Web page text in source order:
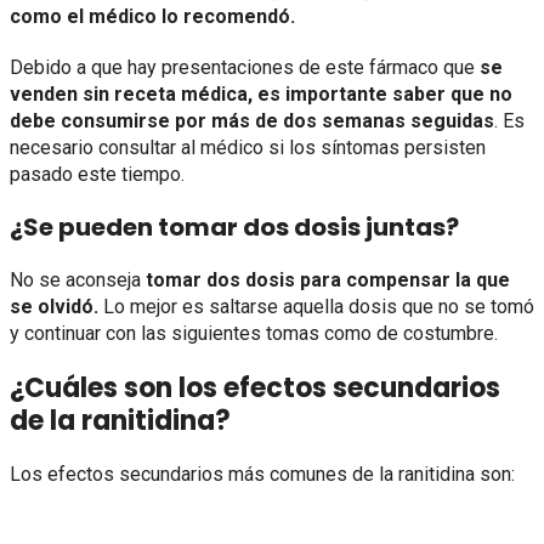
como el médico lo recomendó.
Debido a que hay presentaciones de este fármaco que se
venden sin receta médica, es importante saber que no
debe consumirse por más de dos semanas seguidas. Es
necesario consultar al médico si los síntomas persisten
pasado este tiempo.
¿Se pueden tomar dos dosis juntas?
No se aconseja tomar dos dosis para compensar la que
se olvidó. Lo mejor es saltarse aquella dosis que no se tomó
y continuar con las siguientes tomas como de costumbre.
¿Cuáles son los efectos secundarios
de la ranitidina?
Los efectos secundarios más comunes de la ranitidina son: